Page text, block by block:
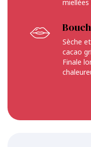
Sèche
cacao
Finale